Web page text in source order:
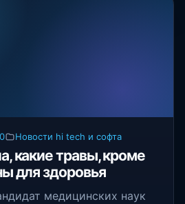
Новости hi tech и софта
какие травы, кроме
для здоровья
медицинских наук